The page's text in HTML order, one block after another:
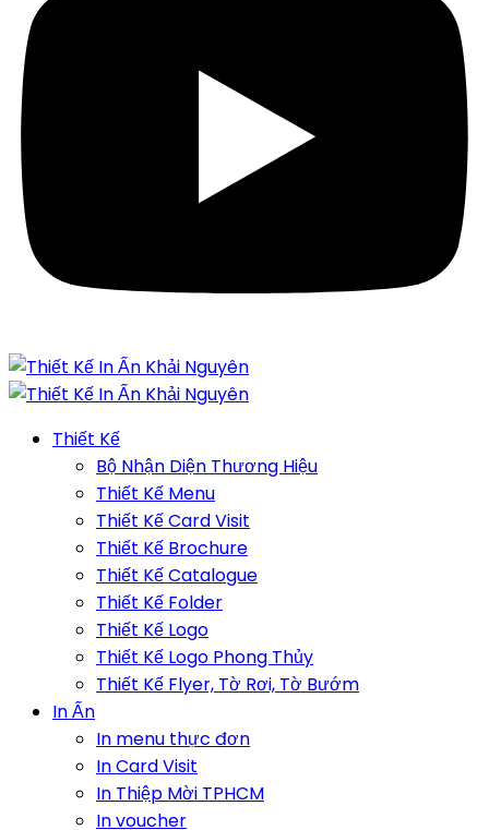
Thiết Kế
Bộ Nhận Diện Thương Hiệu
Thiết Kế Menu
Thiết Kế Card Visit
Thiết Kế Brochure
Thiết Kế Catalogue
Thiết Kế Folder
Thiết Kế Logo
Thiết Kế Logo Phong Thủy
Thiết Kế Flyer, Tờ Rơi, Tờ Bướm
In Ấn
In menu thực đơn
In Card Visit
In Thiệp Mời TPHCM
In voucher